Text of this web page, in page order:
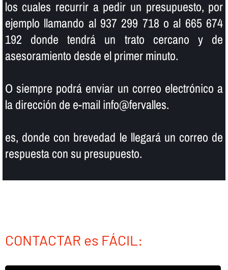
los cuales recurrir a pedir un presupuesto, por
ejemplo llamando al 937 299 718 o al 665 674
192 donde tendrá un trato cercano y de
asesoramiento desde el primer minuto.
O siempre podrá enviar un correo electrónico a
la dirección de e-mail info@fervalles.
es, donde con brevedad le llegará un correo de
respuesta con su presupuesto.
CONTACTAR es FÁCIL: